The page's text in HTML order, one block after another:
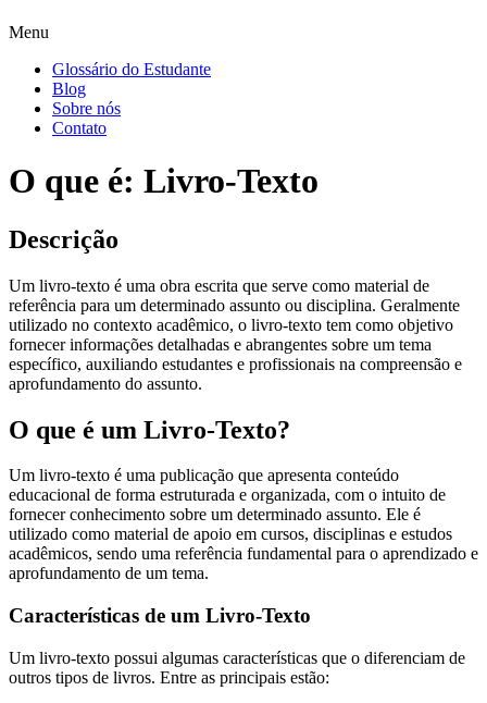
Menu
Glossário do Estudante
Blog
Sobre nós
Contato
O que é: Livro-Texto
Descrição
Um livro-texto é uma obra escrita que serve como material de
referência para um determinado assunto ou disciplina. Geralmente
utilizado no contexto acadêmico, o livro-texto tem como objetivo
fornecer informações detalhadas e abrangentes sobre um tema
específico, auxiliando estudantes e profissionais na compreensão e
aprofundamento do assunto.
O que é um Livro-Texto?
Um livro-texto é uma publicação que apresenta conteúdo
educacional de forma estruturada e organizada, com o intuito de
fornecer conhecimento sobre um determinado assunto. Ele é
utilizado como material de apoio em cursos, disciplinas e estudos
acadêmicos, sendo uma referência fundamental para o aprendizado e
aprofundamento de um tema.
Características de um Livro-Texto
Um livro-texto possui algumas características que o diferenciam de
outros tipos de livros. Entre as principais estão: